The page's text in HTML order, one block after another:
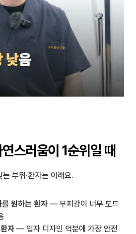
스러움이 1순위일 때
부위·환자는 이래요.
원하는 환자 — 부피감이 너무 도드
자 — 입자 디자인 덕분에 가장 안전